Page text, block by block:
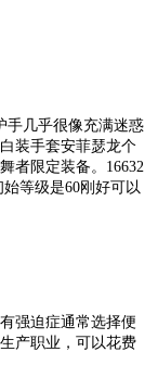
手几乎很像充满迷惑
装手套安菲瑟龙个
者限定装备。1 6632
始等级是60刚好可以
强迫症通常选择便
产职业，可以花费